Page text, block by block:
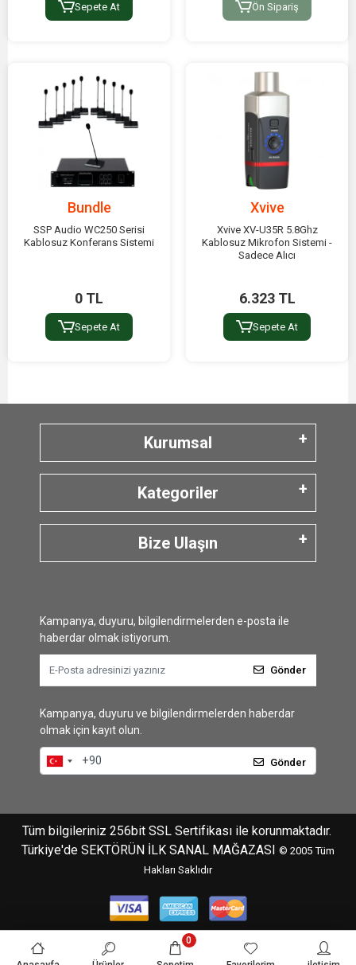
Sepete At Ön Sipariş
Bundle
SSP Audio WC250 Serisi
Kablosuz Konferans Sistemi
0 TL
Sepete At
Xvive
Xvive XV-U35R 5.8Ghz
Kablosuz Mikrofon Sistemi -
Sadece Alıcı
6.323 TL
Sepete At
Kurumsal
Kategoriler
Bize Ulaşın
Kampanya, duyuru, bilgilendirmelerden e-posta ile
haberdar olmak istiyorum.
Gönder
Kampanya, duyuru ve bilgilendirmelerden haberdar
olmak için kayıt olun.
Gönder
Tüm bilgileriniz 256bit SSL Sertifikası ile korunmaktadır.
Türkiye'de SEKTÖRÜN İLK SANAL MAĞAZASI
© 2005 Tüm
Hakları Saklıdır
0